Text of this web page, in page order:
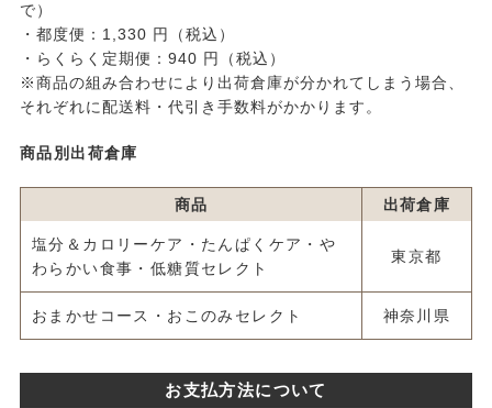
で）
・都度便：1,330 円（税込）
・らくらく定期便：940 円（税込）
※商品の組み合わせにより出荷倉庫が分かれてしまう場合、
それぞれに配送料・代引き手数料がかかります。
商品別出荷倉庫
商品 出荷倉庫
塩分＆カロリーケア・たんぱくケア・や
わらかい食事・低糖質セレクト
東京都
おまかせコース・おこのみセレクト 神奈川県
お支払方法について